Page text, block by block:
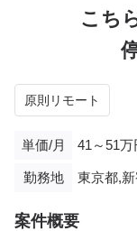
こち
原則リモート
単価/月 41～51万
勤務地 東京都,
案件概要